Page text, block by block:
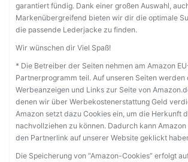
garantiert fündig. Dank einer großen Auswahl,
Markenübergreifend bieten wir dir die optimale
die passende Lederjacke zu finden.
Wir wünschen dir Viel Spaß!
* Die Betreiber der Seiten nehmen am Amazon
Partnerprogramm teil. Auf unseren Seiten werden
Werbeanzeigen und Links zur Seite von
denen wir über Werbekostenerstattung Geld
Amazon setzt dazu Cookies ein, um die Herkunft
nachvollziehen zu können. Dadurch kann
den Partnerlink auf unserer Website geklickt
Die Speicherung von “Amazon-Cookies” erfolgt